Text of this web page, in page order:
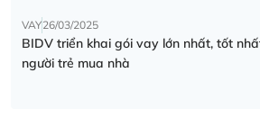
VAY26/03/2025
BIDV triển khai gói vay lớn nhất, tốt
người trẻ mua nhà